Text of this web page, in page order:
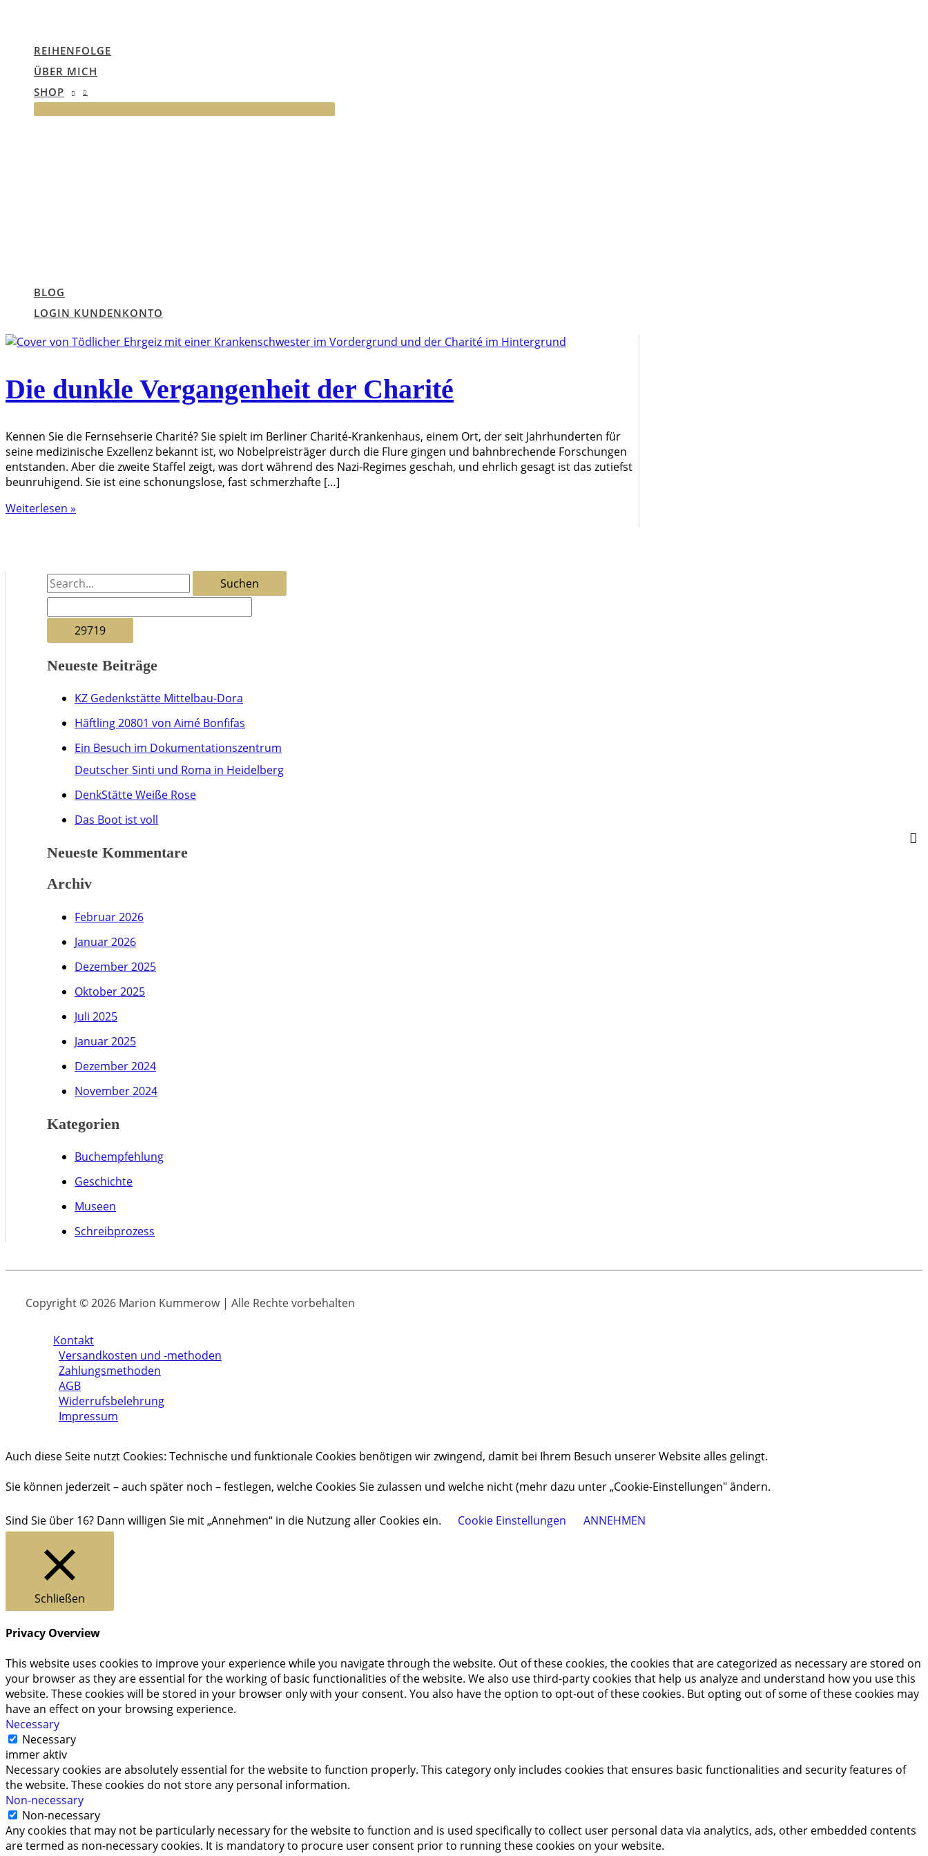
REIHENFOLGE
ÜBER MICH
SHOP
BLOG
LOGIN KUNDENKONTO
Die dunkle Vergangenheit der Charité
Kennen Sie die Fernsehserie Charité? Sie spielt im Berliner Charité-Krankenhaus, einem Ort, der seit Jahrhunderten für
seine medizinische Exzellenz bekannt ist, wo Nobelpreisträger durch die Flure gingen und bahnbrechende Forschungen
entstanden. Aber die zweite Staffel zeigt, was dort während des Nazi-Regimes geschah, und ehrlich gesagt ist das zutiefst
beunruhigend. Sie ist eine schonungslose, fast schmerzhafte […]
Die
Charité
Weiterlesen »
S
h
e
Neueste Beiträge
KZ Gedenkstätte Mittelbau-Dora
Häftling 20801 von Aimé Bonfifas
Ein Besuch im Dokumentationszentrum
Deutscher Sinti und Roma in Heidelberg
DenkStätte Weiße Rose
Das Boot ist voll
Neueste Kommentare
Archiv
Februar 2026
Januar 2026
Dezember 2025
Oktober 2025
Juli 2025
Januar 2025
Dezember 2024
November 2024
Kategorien
Buchempfehlung
Geschichte
Museen
Schreibprozess
Copyright © 2026 Marion Kummerow | Alle Rechte vorbehalten
Kontakt
Versandkosten und -methoden
Zahlungsmethoden
AGB
Widerrufsbelehrung
Impressum
Auch diese Seite nutzt Cookies: Technische und funktionale Cookies benötigen wir zwingend, damit bei Ihrem Besuch unserer Website alles gelingt.
Sie können jederzeit – auch später noch – festlegen, welche Cookies Sie zulassen und welche nicht (mehr dazu unter „Cookie-Einstellungen" ändern.
Sind Sie über 16? Dann willigen Sie mit „Annehmen“ in die Nutzung aller Cookies ein. Cookie Einstellungen ANNEHMEN
Schließen
Privacy Overview
This website uses cookies to improve your experience while you navigate through the website. Out of these cookies, the cookies that are categorized as necessary are stored on
your browser as they are essential for the working of basic functionalities of the website. We also use third-party cookies that help us analyze and understand how you use this
website. These cookies will be stored in your browser only with your consent. You also have the option to opt-out of these cookies. But opting out of some of these cookies may
have an effect on your browsing experience.
Necessary
Necessary
immer aktiv
Necessary cookies are absolutely essential for the website to function properly. This category only includes cookies that ensures basic functionalities and security features of
the website. These cookies do not store any personal information.
Non-necessary
Non-necessary
Any cookies that may not be particularly necessary for the website to function and is used specifically to collect user personal data via analytics, ads, other embedded contents
are termed as non-necessary cookies. It is mandatory to procure user consent prior to running these cookies on your website.